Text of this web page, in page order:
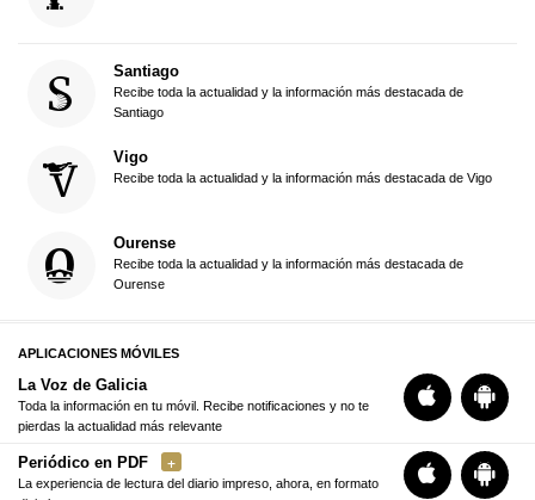
Santiago
Recibe toda la actualidad y la información más destacada de
Santiago
Vigo
Recibe toda la actualidad y la información más destacada de Vigo
Ourense
Recibe toda la actualidad y la información más destacada de
Ourense
APLICACIONES MÓVILES
La Voz de Galicia
Toda la información en tu móvil. Recibe notificaciones y no te
pierdas la actualidad más relevante
Periódico en PDF
La experiencia de lectura del diario impreso, ahora, en formato